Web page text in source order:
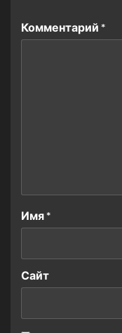
Комментарий *
Имя*
Сайт